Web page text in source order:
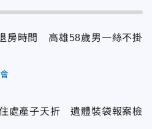
房時間 高雄58歲男一絲不掛
處產子夭折 遺體裝袋報案檢